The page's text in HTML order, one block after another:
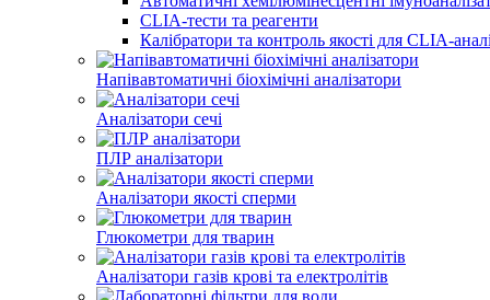
CLIA-тести та реагенти
Калібратори та контроль якості для CLIA-
Напівавтоматичні біохімічні аналізатори
Аналізатори сечі
ПЛР аналізатори
Аналізатори якості сперми
Глюкометри для тварин
Аналізатори газів крові та електролітів